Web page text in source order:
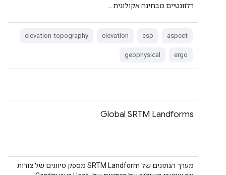
רלוונטיים מבחינה אקולוגית …
aspect
csp
elevation
elevation-topography
ergo
geophysical
Global SRTM Landforms
מערך הנתונים של SRTM Landform מספק סיווגים של צורות